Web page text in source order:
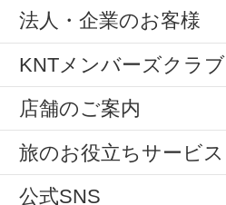
法人・企業のお客様
KNTメンバーズクラブ
店舗のご案内
旅のお役立ちサービス
公式SNS